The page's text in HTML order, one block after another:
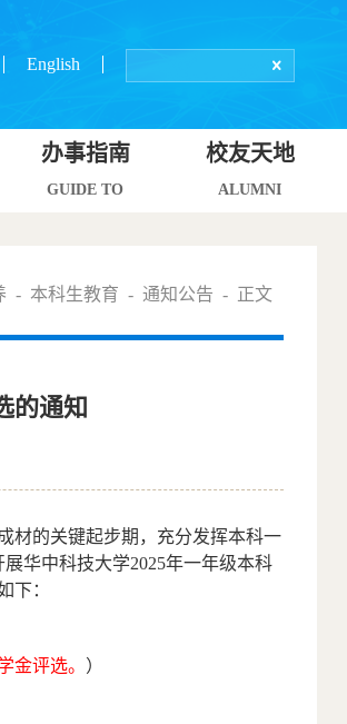
English
办事指南
GUIDE TO
校友天地
ALUMNI
- 本科生教育 -通知公告 - 正文
的通知
材的关键起步期，充分发挥本科一
华中科技大学2025年一年级本科
下：
金评选。 ）